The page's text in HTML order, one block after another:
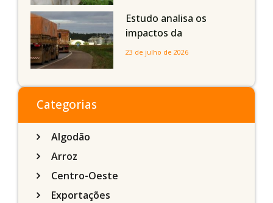
Estudo analisa os
impactos da
infraestrutura logística
do Sul
23 de julho de 2026
Categorias
Algodão
Arroz
Centro-Oeste
Exportações